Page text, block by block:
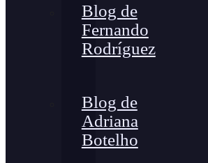
Blog de
Fernando
Rodríguez
Blog de
Adriana
Botelho